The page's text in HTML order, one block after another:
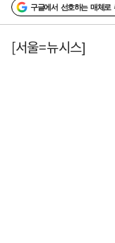
구글에서 선호하는 매체로
[서울=뉴시스]